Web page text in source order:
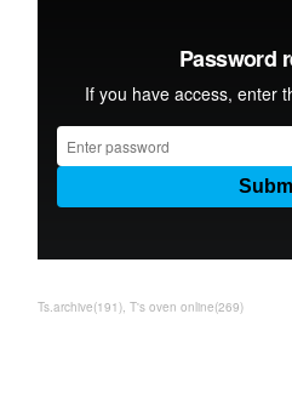
Ts.archive(191) T's oven online(269)